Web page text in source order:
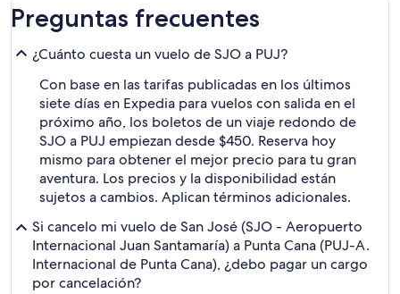
Preguntas frecuentes
¿Cuánto cuesta un vuelo de SJO a PUJ?
Con base en las tarifas publicadas en los últimos
siete días en Expedia para vuelos con salida en el
próximo año, los boletos de un viaje redondo de
SJO a PUJ empiezan desde $450. Reserva hoy
mismo para obtener el mejor precio para tu gran
aventura. Los precios y la disponibilidad están
sujetos a cambios. Aplican términos adicionales.
Si cancelo mi vuelo de San José (SJO - Aeropuerto
Internacional Juan Santamaría) a Punta Cana (PUJ-A.
Internacional de Punta Cana), ¿debo pagar un cargo
por cancelación?